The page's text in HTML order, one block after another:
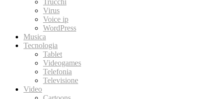
Trucchi
Virus
Voice ip
WordPress
Musica
Tecnologia
Tablet
Videogames
Telefonia
Televisione
Video